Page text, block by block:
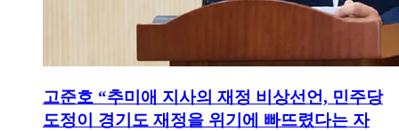
고준호 “추미애 지사의 재정 비상선언, 민주당
도정이 경기도 재정을 위기에 빠뜨렸다는 자